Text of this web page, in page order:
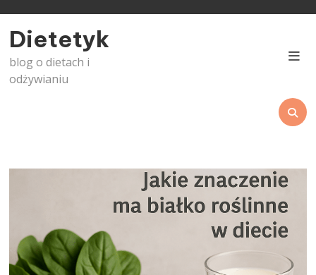
content
Dietetyk
blog o dietach i
odżywianiu